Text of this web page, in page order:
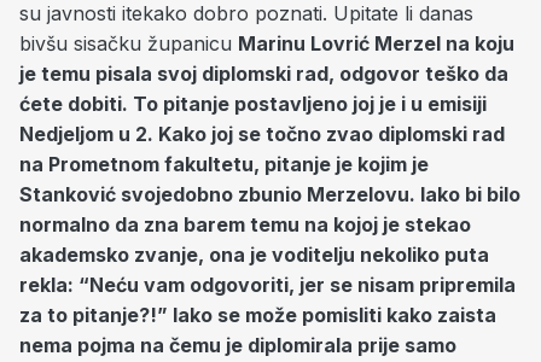
su javnosti itekako dobro poznati. Upitate li danas
bivšu sisačku županicu Marinu Lovrić Merzel na koju
je temu pisala svoj diplomski rad, odgovor teško da
ćete dobiti. To pitanje postavljeno joj je i u emisiji
Nedjeljom u 2. Kako joj se točno zvao diplomski rad
na Prometnom fakultetu, pitanje je kojim je
Stanković svojedobno zbunio Merzelovu. Iako bi bilo
normalno da zna barem temu na kojoj je stekao
akademsko zvanje, ona je voditelju nekoliko puta
rekla: “Neću vam odgovoriti, jer se nisam pripremila
za to pitanje?!” Iako se može pomisliti kako zaista
nema pojma na čemu je diplomirala prije samo